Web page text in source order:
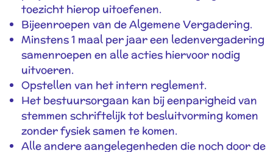
toezicht hierop uitoefenen.
Bijeenroepen van de Algemene Vergadering.
Minstens 1 maal per jaar een ledenvergadering
samenroepen en alle acties hiervoor nodig
uitvoeren.
Opstellen van het intern reglement.
Het bestuursorgaan kan bij eenparigheid van
stemmen schriftelijk tot besluitvorming komen
zonder fysiek samen te komen.
Alle andere aangelegenheden die noch door de